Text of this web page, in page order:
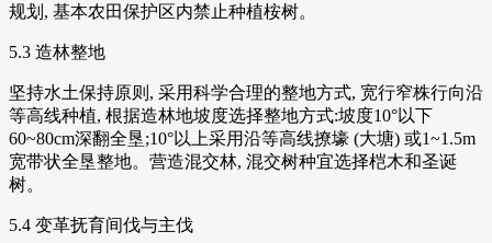
规划, 基本农田保护区内禁止种植桉树。
5.3 造林整地
坚持水土保持原则, 采用科学合理的整地方式, 宽行窄株行向沿
等高线种植, 根据造林地坡度选择整地方式:坡度10°以下
60~80cm深翻全垦;10°以上采用沿等高线撩壕 (大塘) 或1~1.5m
宽带状全垦整地。营造混交林, 混交树种宜选择桤木和圣诞
树。
5.4 变革抚育间伐与主伐